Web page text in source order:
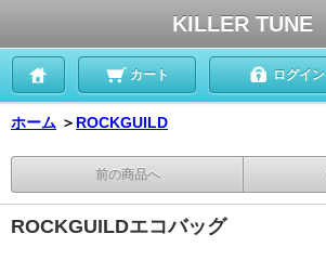
KILLER TUNE
カート ログイン
ホーム ＞ ROCKGUILD
前の商品へ
ROCKGUILDエコバッグ